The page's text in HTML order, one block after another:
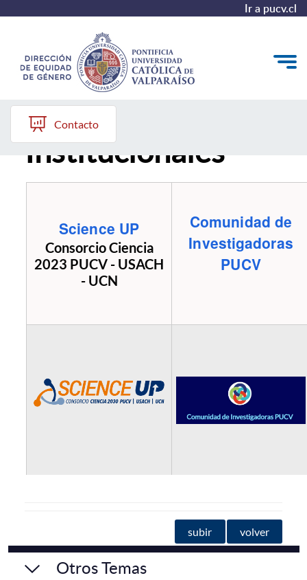
Ir a pucv.cl
Quiénes somos
Diagnóstico y Política
Repositorio
Redes de Trabajo
Contacto
Proyectos
Institucionales
Science UP
Consorcio Ciencia
2023 PUCV - USACH
- UCN
Comunidad de
Investigadoras
PUCV
subir volver
Otros Temas